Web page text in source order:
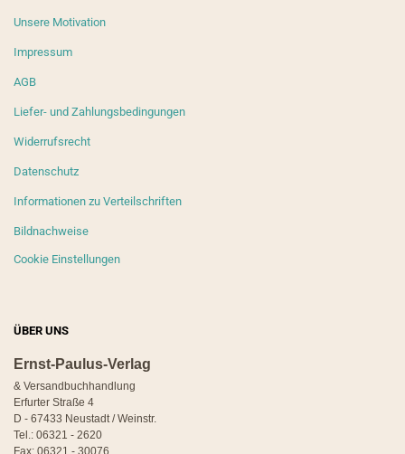
Unsere Motivation
Impressum
AGB
Liefer- und Zahlungsbedingungen
Widerrufsrecht
Datenschutz
Informationen zu Verteilschriften
Bildnachweise
Cookie Einstellungen
ÜBER UNS
Ernst-Paulus-Verlag
& Versandbuchhandlung
Erfurter Straße 4
D - 67433 Neustadt / Weinstr.
Tel.: 06321 - 2620
Fax: 06321 - 30076